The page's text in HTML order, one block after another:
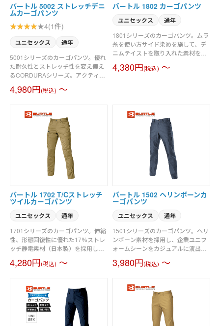
バートル 5002 ストレッチデニ
ムカーゴパンツ
4(1件)
ユニセックス 通年
5001シリーズのカーゴパンツ。優れ
た耐久性とストレッチ性を変え備え
るCORDURAシリーズ。アクティブ
レイジーストレッチ伸長率27％）。
ラデニム素材を採用。細身なスリム
シルエットながらストレスフリーな
着心地。ジャケットのフロントに上
下開閉できるダブルジップファスナ
ーを配備。自然なヒゲやアタリを施
しヴィンテージ感を追求（インディ
ゴのみ）。素材／コーデュラストレ
ッチデニム（伸長率27％）、製品洗
い、インディゴのみブラスト加工
4,980円(税込) ～
バートル 1802 カーゴパンツ
ユニセックス 通年
1801シリーズのカーゴパンツ。ムラ
糸を使い方サイド染めを施して、デ
ニムテイストを取り入れた素材を使
り、程よく細身なシルエットがスタ
上げたユニフォーム素材。ボディラ
インに程よくフィットするテーパー
ドシルエット。素材／交織ストレッ
チツイル（伸長率17％）、制電ケア
4,380円(税込) ～
バートル 1702 T/Cストレッチ
ツイルカーゴパンツ
ユニセックス 通年
1701シリーズのカーゴパンツ。伸縮
性、形態回復性に優れた17％ストレ
ッチ静電素材（日本製）を採用し、
ケアを実現した企業ユニフォームの
ト。製品静電JIS T8118 適合品。程
よくフィットするテーパードシルエ
ット。男女ユニセックスの着用に対
応。素材／T/Cストレッチツイル（伸
4,280円(税込) ～
バートル 1502 ヘリンボーンカ
ーゴパンツ
ユニセックス 通年
1501シリーズのカーゴパンツ。ヘリ
ンボーン素材を採用し、企業ユニフ
ォームシーンをカジュアルに演出。
とヘリンボーン素材を使用。優れた
プロダクト。男女ユニセックスの着
用に対応するサイズ＆シルエット。
素材／ヘリンボーン：制電ケア設
計、T/Cソフトツイル：制電ケア設計
3,980円(税込) ～